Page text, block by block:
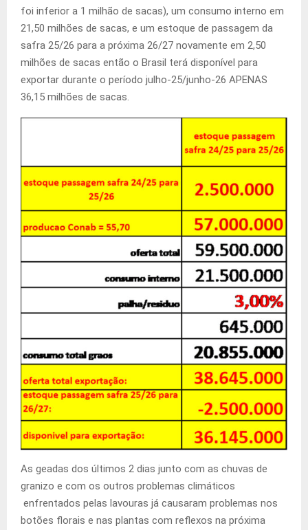
foi inferior a 1 milhão de sacas), um consumo interno em
21,50 milhões de sacas, e um estoque de passagem da
safra 25/26 para a próxima 26/27 novamente em 2,50
milhões de sacas então o Brasil terá disponível para
exportar durante o período julho-25/junho-26 APENAS
36,15 milhões de sacas.
As geadas dos últimos 2 dias junto com as chuvas de
granizo e com os outros problemas climáticos
enfrentados pelas lavouras já causaram problemas nos
botões florais e nas plantas com reflexos na próxima